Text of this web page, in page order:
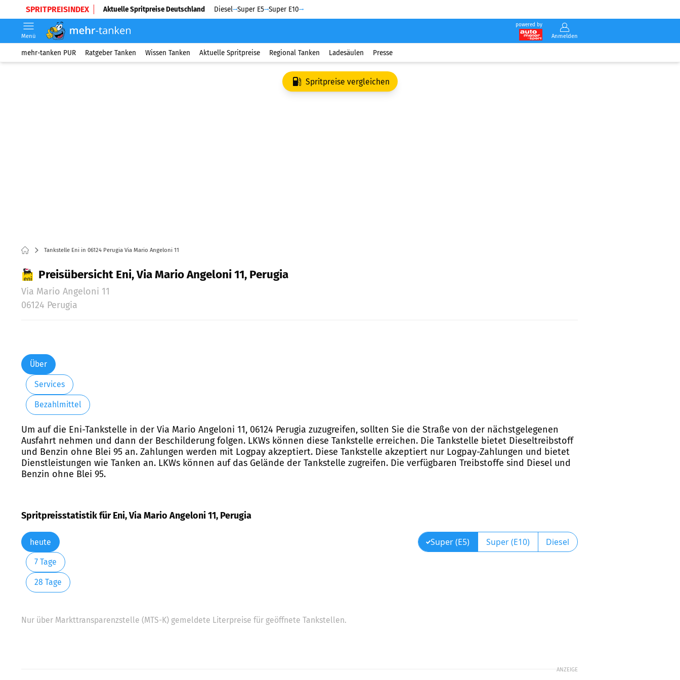
SPRITPREISINDEX Aktuelle Spritpreise Deutschland Diesel Super E5 Super E10
powered by
Anmelden
Menü
mehr-tanken PUR Ratgeber Tanken Wissen Tanken Aktuelle Spritpreise Regional Tanken Ladesäulen Presse
Spritpreise vergleichen
Tankstelle Eni in 06124 Perugia Via Mario Angeloni 11
Preisübersicht Eni, Via Mario Angeloni 11, Perugia
Via Mario Angeloni 11
06124 Perugia
Über
Services
Bezahlmittel
Um auf die Eni-Tankstelle in der Via Mario Angeloni 11, 06124 Perugia zuzugreifen, sollten Sie die Straße von der nächstgelegenen
Ausfahrt nehmen und dann der Beschilderung folgen. LKWs können diese Tankstelle erreichen. Die Tankstelle bietet Dieseltreibstoff
und Benzin ohne Blei 95 an. Zahlungen werden mit Logpay akzeptiert. Diese Tankstelle akzeptiert nur Logpay-Zahlungen und bietet
Dienstleistungen wie Tanken an. LKWs können auf das Gelände der Tankstelle zugreifen. Die verfügbaren Treibstoffe sind Diesel und
Benzin ohne Blei 95.
Spritpreisstatistik für Eni, Via Mario Angeloni 11, Perugia
heute
7 Tage
28 Tage
Super (E5) Super (E10) Diesel
Nur über Markttransparenzstelle (MTS-K) gemeldete Literpreise für geöffnete Tankstellen.
ANZEIGE